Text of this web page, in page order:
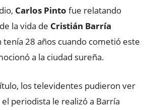
Carlos Pinto fue relatando
la vida de Cristián Barría
tenía 28 años cuando cometió este
a la ciudad sureña.
los televidentes pudieron ver
periodista le realizó a Barría